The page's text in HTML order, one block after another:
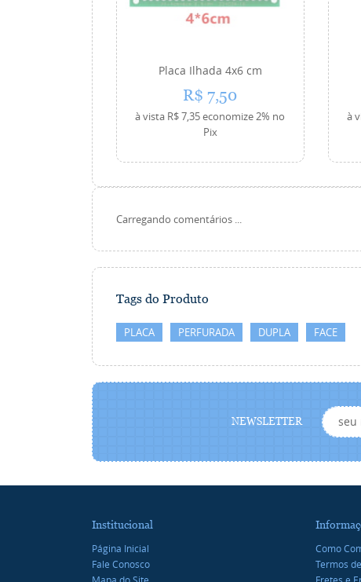
Placa Ilhada 4x6 cm
R$ 7,50
à vista R$ 7,35economize 2% no
Pix
à
Carregando comentários ...
Tags do Produto
PLACA PERFURADA DUPLA FACE
NEWSLETTER
Institucional
Página Inicial
Fale Conosco
Como
Termos